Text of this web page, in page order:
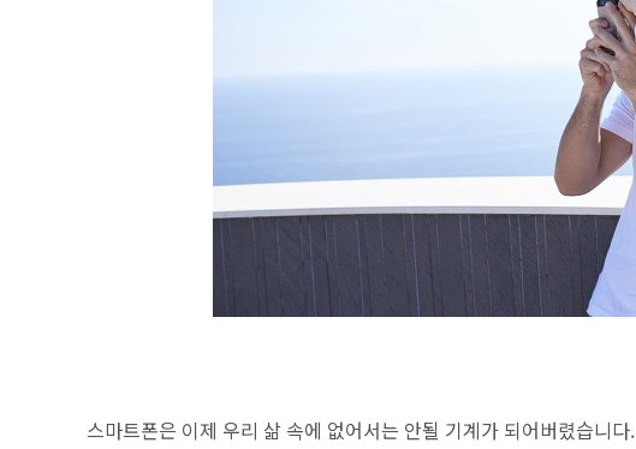
스마트폰은 이제 우리 삶 속에 없어서는 안될 기계가 되어버렸습니다.